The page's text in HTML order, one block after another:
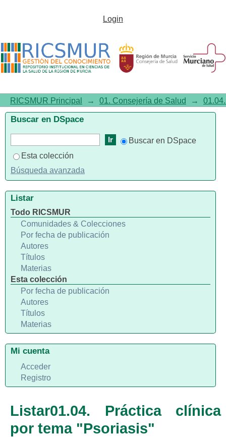
Listar01.04. Práctica clínica por
Login
RICSMUR Principal → 01. Consejería de Salud →
Listar01.04. Práctica clínica
por tema "Psoriasis"
Buscar en DSpace
Buscar en DSpace
Esta colección
Búsqueda avanzada
Listar
Todo RICSMUR
Comunidades & Colecciones
Por fecha de publicación
Autores
Títulos
Materias
Esta colección
Por fecha de publicación
Autores
Títulos
Materias
Mi cuenta
Acceder
Registro